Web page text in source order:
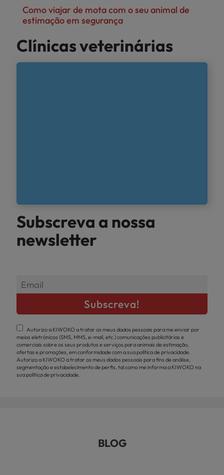
Como viajar de mota com o seu animal de
estimação em segurança
Clínicas veterinárias
Subscreva a nossa
newsletter
Autorizo a KIWOKO a tratar os meus dados pessoais para me enviar por
meios eletrónicos (SMS, MMS, e-mail, etc.) comunicações publicitárias e
comerciais sobre os seus produtos e serviços para animais de estimação,
ofertas e promoções, em conformidade com a sua política de privacidade.
Autorizo a KIWOKO a tratar os meus dados pessoais para fins de análise,
segmentação e estabelecimento de perfis, tal como me informa a KIWOKO na
sua política de privacidade.
BLOG